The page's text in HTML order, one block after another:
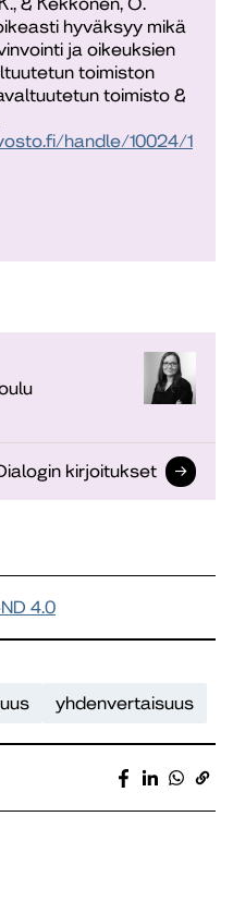
& Kekkonen, O.
hyväksyy mikä
ja oikeuksien
toimiston
toimisto &
handle/10024/1
kirjoitukset
4.0
yhdenvertaisuus